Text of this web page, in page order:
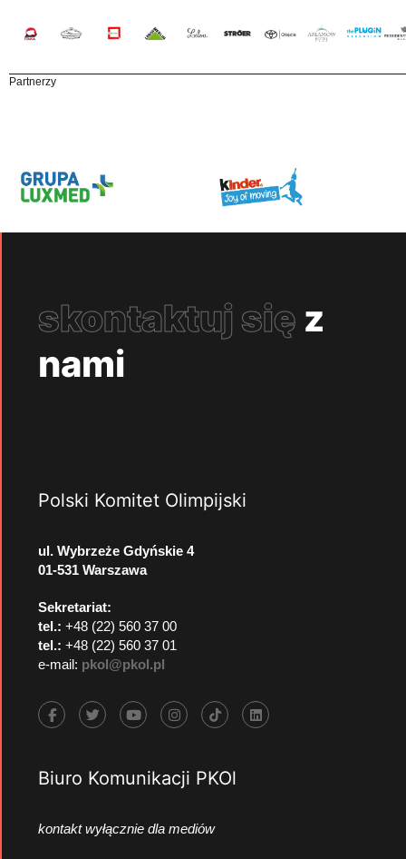
Partnerzy
skontaktuj się z
nami
Polski Komitet Olimpijski
ul. Wybrzeże Gdyńskie 4
01-531 Warszawa
Sekretariat:
tel.: +48 (22) 560 37 00
tel.: +48 (22) 560 37 01
e-mail: pkol@pkol.pl
Biuro Komunikacji PKOl
kontakt wyłącznie dla mediów